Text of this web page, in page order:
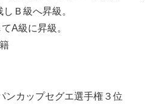
Ｂ級へ昇級。
A級に昇級。
ンカップセグエ選手権３位